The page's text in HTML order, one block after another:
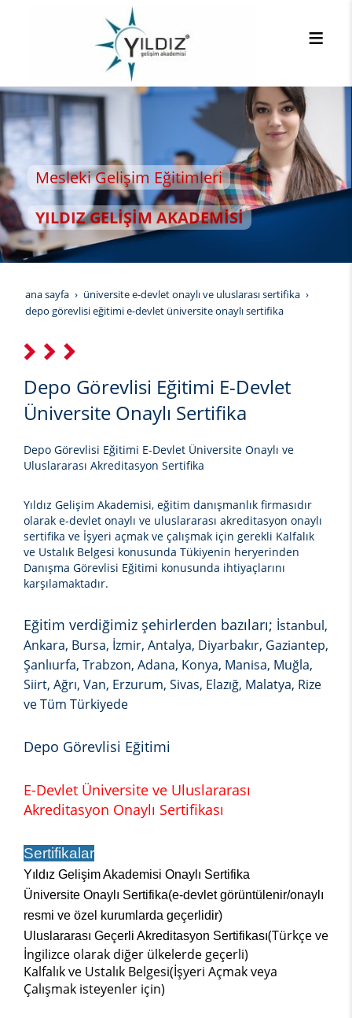
Gelişim Eğitimleri
GELİŞİM AKADEMİSİ
ana sayfa
üniversite e-devlet onaylı ve uluslarası sertifika
depo görevlisi eğitimi e-devlet üniversite onaylı sertifika
Depo Görevlisi Eğitimi E-Devlet
Üniversite Onaylı Sertifika
Depo Görevlisi Eğitimi E-Devlet Üniversite Onaylı ve
Uluslararası Akreditasyon Sertifika
Yıldız Gelişim Akademisi, eğitim danışmanlık firmasıdır
olarak e-devlet onaylı ve uluslararası akreditasyon onaylı
sertifika ve İşyeri açmak ve çalışmak için gerekli Kalfalık
ve Ustalık Belgesi konusunda Tükiyenin heryerinden
Danışma Görevlisi Eğitimi konusunda ihtiyaçlarını
karşılamaktadır.
Eğitim verdiğimiz şehirlerden bazıları; İstanbul,
Ankara, Bursa, İzmir, Antalya, Diyarbakır, Gaziantep,
Şanlıurfa, Trabzon, Adana, Konya, Manisa, Muğla,
Siirt, Ağrı, Van, Erzurum, Sivas, Elazığ, Malatya, Rize
ve Tüm Türkiyede
Depo Görevlisi Eğitimi
E-Devlet Üniversite ve Uluslararası
Akreditasyon Onaylı Sertifikası
Sertifikalar
Yıldız Gelişim Akademisi Onaylı Sertifika
Üniversite Onaylı Sertifika(e-devlet görüntülenir/onaylı
resmi ve özel kurumlarda geçerlidir)
Uluslararası Geçerli Akreditasyon Sertifikası(Türkçe ve
İngilizce olarak diğer ülkelerde geçerli)
Kalfalık ve Ustalık Belgesi(İşyeri Açmak veya
Çalışmak isteyenler için)